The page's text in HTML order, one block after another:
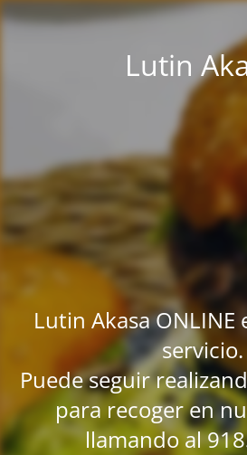
Lutin
Lutin Akasa ONLINE
servicio.
Puede seguir
para recoger en
llamando al